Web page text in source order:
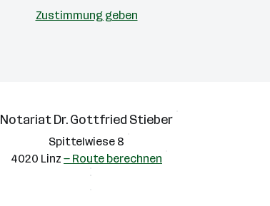
Zustimmung geben
Notariat Dr. Gottfried Stieber
Spittelwiese 8
4020 Linz — Route berechnen